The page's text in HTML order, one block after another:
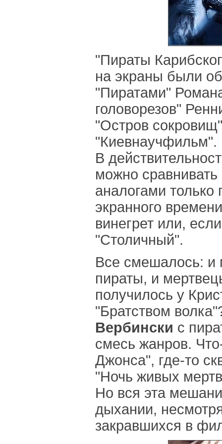
"Пираты
на экраны были
"Пиратами"
головорезов"
"Остров
"Киевнаучфильм".
В
можно
аналогами только
экранного
винегрет или,
"Столичный".
Все смешалось: и
пираты, и
получилось у
"Братством
Вербински с
смесь жанров.
Джонса", где-то
"Ночь живых
Но вся эта
дыхании,
закравшихся в